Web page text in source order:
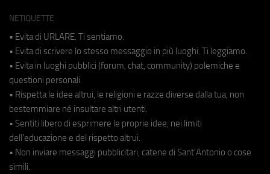
NETIQUETTE
• Evita di URLARE. Ti sentiamo.
• Evita di scrivere lo stesso messaggio in più luoghi. Ti leggiamo.
• Evita in luoghi pubblici (forum, chat, community) polemiche e
questioni personali.
• Rispetta le idee altrui, le religioni e razze diverse dalla tua, non
bestemmiare né insultare altri utenti.
• Sentiti libero di esprimere le proprie idee, nei limiti
dell'educazione e del rispetto altrui.
• Non inviare messaggi pubblicitari, catene di Sant'Antonio o cose
simili.